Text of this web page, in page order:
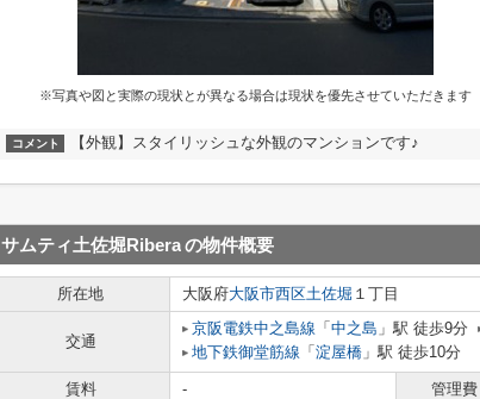
※写真や図と実際の現状とが異なる場合は現状を優先させていただきます
コメント 【外観】スタイリッシュな外観のマンションです♪
サムティ土佐堀Riberaの物件概要
所在地 大阪府大阪市西区土佐堀 １丁目
交通
京阪電鉄中之島線 「 中之島 」駅 徒歩9分
地下鉄御堂筋線 「 淀屋橋 」駅 徒歩10分
賃料 - 管理